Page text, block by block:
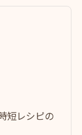
短レシピの